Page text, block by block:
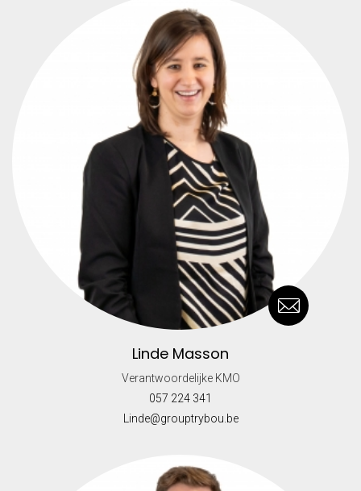
Linde Masson
Verantwoordelijke KMO
057 224 341
Linde@grouptrybou.be